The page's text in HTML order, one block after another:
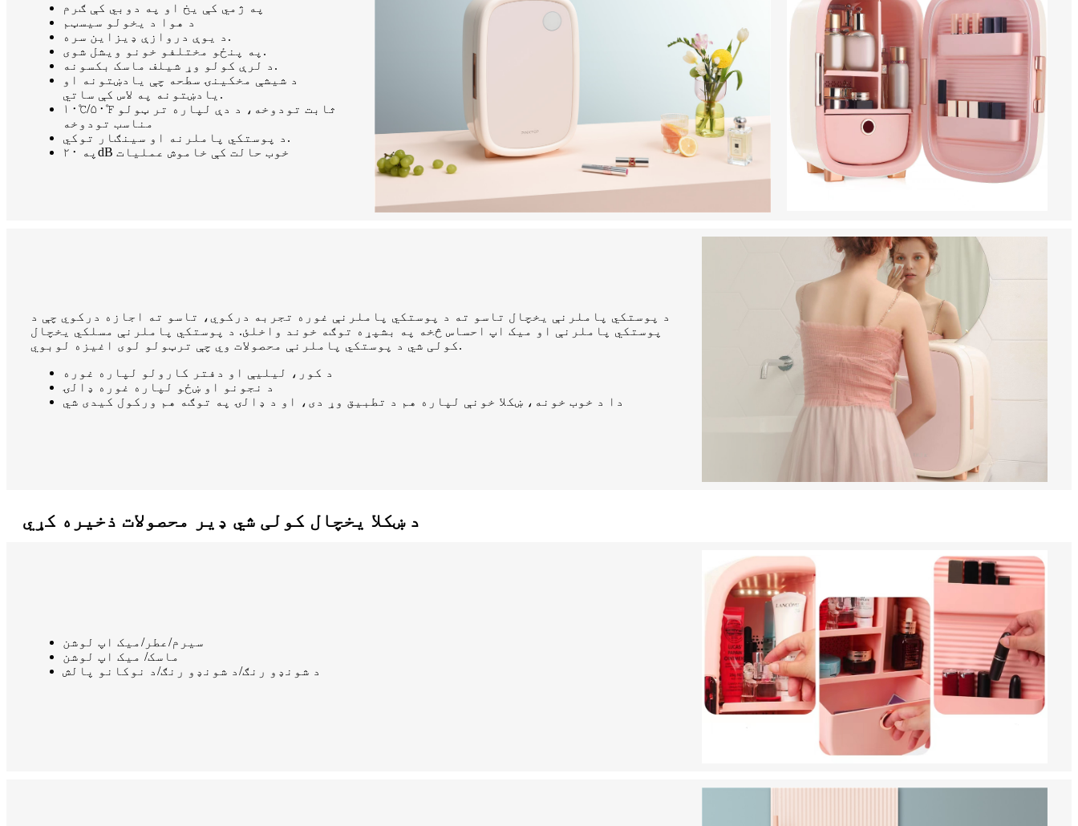
په ژمي کې یخ او په دوبي کې ګرم
د هوا د یخولو سیسټم
د یوې دروازې ډیزاین سره.
په پنځو مختلفو خونو ویشل شوی.
د لرې کولو وړ شیلف ماسک بکسونه.
د شیشې مخکینۍ سطحه چې یادښتونه او
یادښتونه په لاس کې ساتي.
۱۰℃/۵۰℉ ثابت تودوخه، د دې لپاره تر ټولو
مناسب تودوخه
د پوستکي پاملرنه او سينګار توکي.
په ۲۰dB خوب حالت کې خاموش عملیات
د پوستکي پاملرنې یخچال تاسو ته د پوستکي پاملرنې غوره تجربه درکوي، تاسو ته اجازه درکوي چې د
پوستکي پاملرنې او میک اپ احساس څخه په بشپړه توګه خوند واخلئ. د پوستکي پاملرنې مسلکي یخچال
کولی شي د پوستکي پاملرنې محصولات وي چې ترټولو لوی اغیزه لوبوي.
د کور، لیلیې او دفتر کارولو لپاره غوره
د نجونو او ښځو لپاره غوره ډالۍ
دا د خوب خونه، ښکلا خونې لپاره هم د تطبیق وړ دی، او د ډالۍ په توګه هم ورکول کیدی شي
د ښکلا یخچال کولی شي ډیر محصولات ذخیره کړي
سیرم/عطر/میک اپ لوشن
ماسک/ میک اپ لوشن
د شونډو رنګ/د شونډو رنګ/د نوکانو پالش